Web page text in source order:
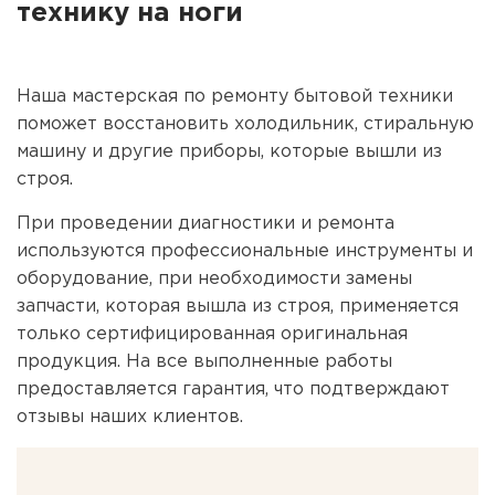
технику на ноги
Наша мастерская по ремонту бытовой техники
поможет восстановить холодильник, стиральную
машину и другие приборы, которые вышли из
строя.
При проведении диагностики и ремонта
используются профессиональные инструменты и
оборудование, при необходимости замены
запчасти, которая вышла из строя, применяется
только сертифицированная оригинальная
продукция. На все выполненные работы
предоставляется гарантия, что подтверждают
отзывы наших клиентов.